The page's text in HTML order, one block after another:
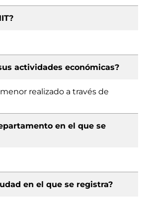
actividades económicas?
realizado a través de
en el que se
en el que se registra?